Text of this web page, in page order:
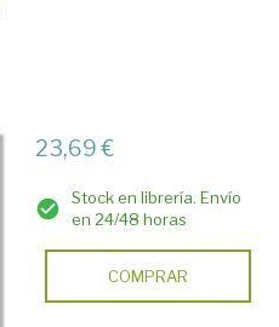
23,69 €
Stock en librería. Envío
en 24/48 horas
COMPRAR